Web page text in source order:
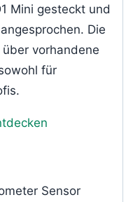
Mini gesteckt und
Die
vorhandene
für
Sensor